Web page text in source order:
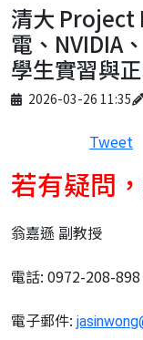
清大 Project
電、NVIDIA
學生實習與
Published on
2026-03-26 11:35
Author
Tweet
若有疑問
翁嘉遜 副教授
電話: 0972-208-898
電子郵件: